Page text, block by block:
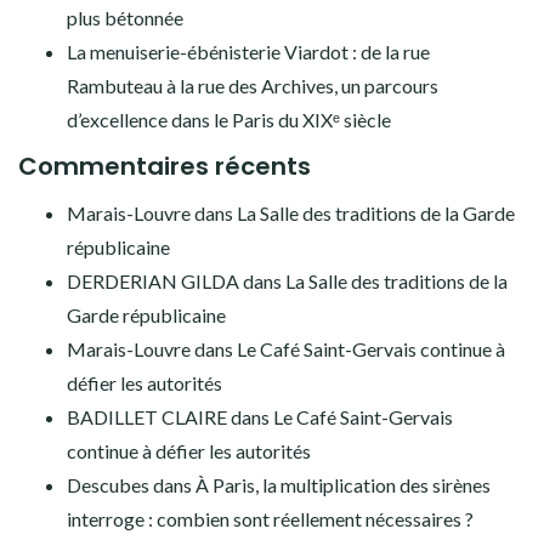
plus bétonnée
La menuiserie-ébénisterie Viardot : de la rue
Rambuteau à la rue des Archives, un parcours
d’excellence dans le Paris du XIXᵉ siècle
Commentaires récents
Marais-Louvredans La Salle des traditions de la Garde
républicaine
DERDERIAN GILDAdans La Salle des traditions de la
Garde républicaine
Marais-Louvredans Le Café Saint-Gervais continue à
défier les autorités
BADILLET CLAIREdans Le Café Saint-Gervais
continue à défier les autorités
Descubes dans À Paris, la multiplication des sirènes
interroge : combien sont réellement nécessaires ?